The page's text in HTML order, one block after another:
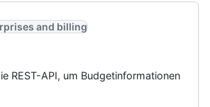
and billing
REST-API, um Budgetinformationen